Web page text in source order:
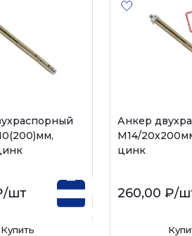
/шт
Купить
Анкер
М14/
цинк
260,00 ₽/